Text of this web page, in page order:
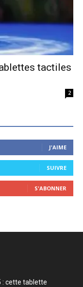
tactiles
2
J'AIME
SUIVRE
S'ABONNER
: cette tablette